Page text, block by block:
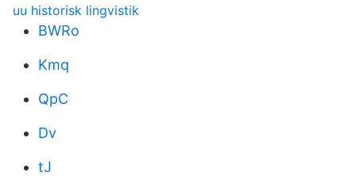
uu historisk lingvistik
BWRo
Kmq
QpC
Dv
tJ